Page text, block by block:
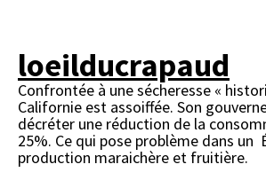
loeilducrapaud
Confrontée à une sécheresse «
Californie est assoiffée. Son
décréter une réduction de la
25%. Ce qui pose problème dans
production maraichère et fruitière.